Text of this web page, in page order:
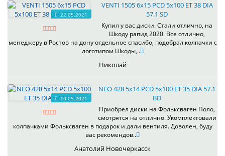
22.05.2021
VENTI 1505 6x15 PCD 5x100 ET 38 DIA
57.1 SD
Купил у вас диски. Стали отлично, на
Шкоду рапид 2020. Все отлично,
менеджеру в Ростов на дону отдельное спасибо, подобрал колпачки с
логотипом Шкоды,..
Николай
10.05.2021
NEO 428 5x14 PCD 5x100 ET 35 DIA 57.1
BD
Приобрел диски на Фольксваген Поло,
смотрятся на отлично. Укомплектовали
колпачками Фольксваген в подарок и дали вентиля. Доволен, буду
вас рекомендов..
Анатолий Новочеркасск